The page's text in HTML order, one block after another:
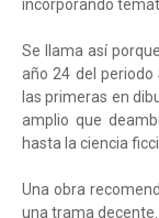
incorporando
Se llama así
año 24 del periodo
las primeras en
amplio que
hasta la ciencia
Una obra
una trama decente.